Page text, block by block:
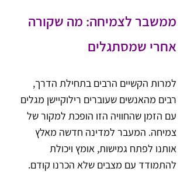
ממשבר לצמיחה: מה שקורה
אחרי שמסתגלים
למרות הקשיים הרבים בתחילת הדרך,
רבים מהאנשים שעוברים רילוקיישן מגלים
עם הזמן שהחוויה הזו הופכת למקור של
צמיחה. המעבר למדינה חדשה מאלץ
אותנו לפתח גמישות, אומץ ויכולת
להתמודד עם מצבים שלא הכרנו קודם.